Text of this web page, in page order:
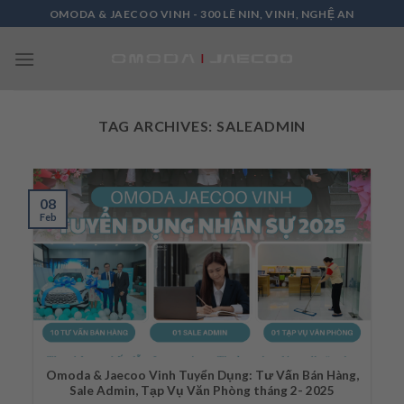
to
content
OMODA & JAECOO VINH - 300 LÊ NIN, VINH, NGHỆ AN
TAG ARCHIVES: SALEADMIN
Omoda & Jaecoo Vinh Tuyển Dụng: Tư Vấn Bán Hàng,
Sale Admin, Tạp Vụ Văn Phòng tháng 2- 2025
08
Feb